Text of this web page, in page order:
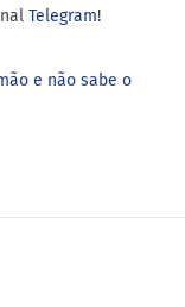
Telegram!
e não sabe o